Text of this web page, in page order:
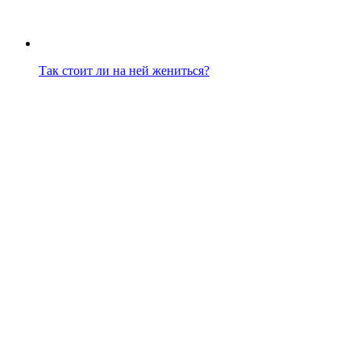
Так стоит ли на ней жениться?